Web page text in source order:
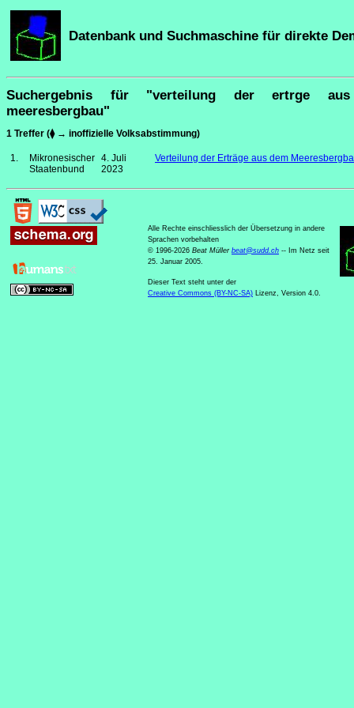
Datenbank und Suchmaschine für direkte
Suchergebnis für "verteilung der ertrge
meeresbergbau"
1 Treffer (⧫ → inoffizielle Volksabstimmung)
1.
Mikronesischer
Staatenbund
4. Juli
2023
Verteilung der Erträge aus dem
Alle Rechte einschliesslich der Übersetzung in andere
Sprachen vorbehalten
© 1996-2026 Beat Müller beat@sudd.ch -- Im Netz seit
25. Januar 2005.
Dieser Text steht unter der
Creative Commons (BY-NC-SA) Lizenz, Version 4.0.